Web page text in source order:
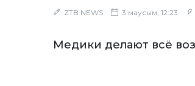
ZTB NEWS 3 маусым, 12:23
Медики делают всё